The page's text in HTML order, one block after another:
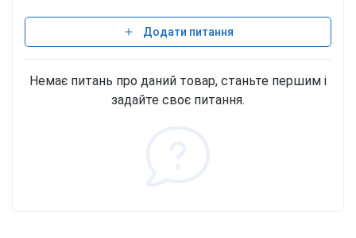
Додати питання
Немає питань про даний товар, станьте першим і
задайте своє питання.